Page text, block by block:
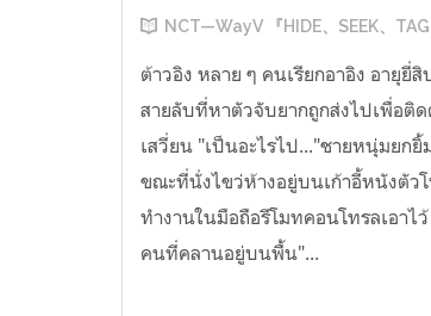
NCT—WayV 『HIDE、SEEK、TAG 』
ต้าวอิง หลาย ๆ คนเรียกอาอิง อายุยี่
สายลับที่หาตัวจับยากถูกส่งไปเพื่อติ
เสวี่ยน "เป็นอะไรไป..."ชายหนุ่มยก
ขณะที่นั่งไขว่ห้างอยู่บนเก้าอี้หนังตัว
ทำงานในมือถือรีโมทคอนโทรลเอาไ
คนที่คลานอยู่บนพื้น"...